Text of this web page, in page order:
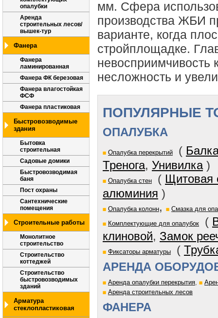
опалубки
Аренда
строительных лесов/
вышек-тур
Фанера
Фанера
ламинированная
Фанера ФК березовая
Фанера влагостойкая
ФСФ
Фанера пластиковая
Быстровозводимые
здания
Бытовка
строительная
Садовые домики
Быстровозводимая
баня
Пост охраны
Сантехнические
помещения
Строительные работы
Монолитное
строительство
Строительство
коттеджей
Строительство
быстровозводимых
зданий
Арматура
стеклопластиковая
мм. Сфера
производства ЖБИ
варианте, когда
стройплощадке.
невосприимчивость
несложность и
ПОПУЛЯРНЫЕ
ОПАЛУБКА
Опалубка перекрытий (
Тренога, Унивилка)
Опалубка стен ( Щитовая
алюминия )
Опалубка колонн,
Смазка для
Комплектующие для опалубок
(
клиновой, Замок
Фиксаторы арматуры (
АРЕНДА
Аренда опалубки перекрытия
Аренда строительных лесов
ФАНЕРА